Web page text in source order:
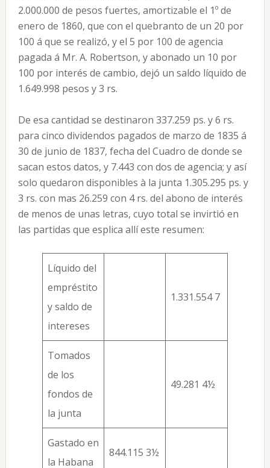
2.000.000 de pesos fuertes, amortizable el 1º de
enero de 1860, que con el quebranto de un 20 por
100 á que se realizó, y el 5 por 100 de agencia
pagada á Mr. A. Robertson, y abonado un 10 por
100 por interés de cambio, dejó un saldo líquido de
1.649.998 pesos y 3 rs.
De esa cantidad se destinaron 337.259 ps. y 6 rs.
para cinco dividendos pagados de marzo de 1835 á
30 de junio de 1837, fecha del Cuadro de donde se
sacan estos datos, y 7.443 con dos de agencia; y así
solo quedaron disponibles à la junta 1.305.295 ps. y
3 rs. con mas 26.259 con 4 rs. del abono de interés
de menos de unas letras, cuyo total se invirtió en
las partidas que esplica allí este resumen:
Líquido del
empréstito
y saldo de
intereses
1.331.554 7
Tomados
de los
fondos de
la junta
49.281 4½
Gastado en
la Habana
844.115 3½